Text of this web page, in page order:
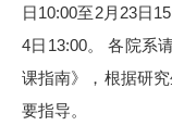
日10:00至2月23日
4日13:00。 各院系
课指南》，根据研
要指导。